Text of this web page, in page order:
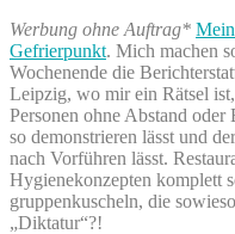
Werbung ohne Auftrag*
Gefrierpunkt. Mich machen
Wochenende die
Leipzig, wo mir ein Rätsel
Personen ohne Abstand
so demonstrieren lässt und
nach Vorführen lässt.
Hygienekonzepten komplett
gruppenkuscheln, die
„Diktatur“?!